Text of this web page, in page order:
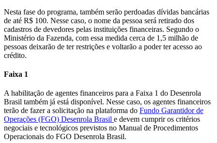
Nesta fase do programa, também serão perdoadas dívidas bancárias
de até R$ 100. Nesse caso, o nome da pessoa será retirado dos
cadastros de devedores pelas instituições financeiras. Segundo o
Ministério da Fazenda, com essa medida cerca de 1,5 milhão de
pessoas deixarão de ter restrições e voltarão a poder ter acesso ao
crédito.
Faixa 1
A habilitação de agentes financeiros para a Faixa 1 do Desenrola
Brasil também já está disponível. Nesse caso, os agentes financeiros
terão de fazer a solicitação na plataforma do Fundo Garantidor de
Operações (FGO) Desenrola Brasil e devem cumprir os critérios
negociais e tecnológicos previstos no Manual de Procedimentos
Operacionais do FGO Desenrola Brasil.